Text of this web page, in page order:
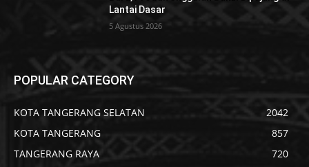
Lantai Dasar
5 Agustus 2026
POPULAR CATEGORY
KOTA TANGERANG SELATAN
2042
KOTA TANGERANG
857
TANGERANG RAYA
720